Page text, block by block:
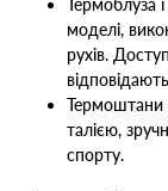
Термоблуза
моделі,
рухів.
Термоштани
талією,
спорту.